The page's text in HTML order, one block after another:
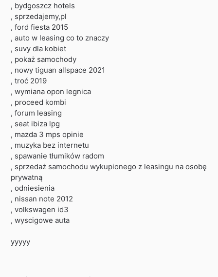
, bydgoszcz hotels
, sprzedajemy,pl
, ford fiesta 2015
, auto w leasing co to znaczy
, suvy dla kobiet
, pokaż samochody
, nowy tiguan allspace 2021
, troć 2019
, wymiana opon legnica
, proceed kombi
, forum leasing
, seat ibiza lpg
, mazda 3 mps opinie
, muzyka bez internetu
, spawanie tłumików radom
, sprzedaż samochodu wykupionego z leasingu na osobę
prywatną
, odniesienia
, nissan note 2012
, volkswagen id3
, wyscigowe auta
yyyyy